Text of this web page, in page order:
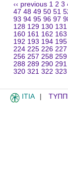
‹‹ previous 1 2 3
47 48 49 50 51
93 94 95 96 97
128 129 130 131
160 161 162 163
192 193 194 195
224 225 226 227
256 257 258 259
288 289 290 291
320 321 322 323
ITIA